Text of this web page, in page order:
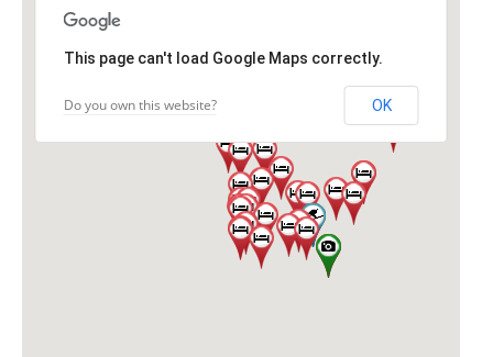
This page can't load Google Maps correctly.
Do you own this website? OK